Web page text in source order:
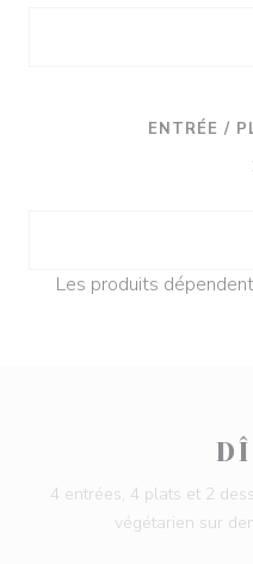
ENTRÉE /
Les produits
4 entrées, 4 plats et 2
végétarien sur